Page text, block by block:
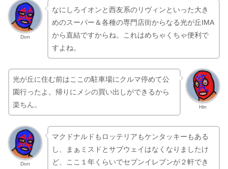
Don
なにしろイオンと西友系のリヴィンといった大き
めのスーパー＆各種の専門店街からなる光が丘IMA
から直結ですからね。これはめちゃくちゃ便利で
すよね。
Hin
光が丘に住む前はここの駐車場にクルマ停めて公
園行ったよ。帰りにメシの買い出しができるから
楽ちん。
Don
マクドナルドもロッテリアもケンタッキーもある
し、まぁミスドとサブウェイはなくなりましたけ
ど、ここ１年くらいでセブンイレブンが２軒でき